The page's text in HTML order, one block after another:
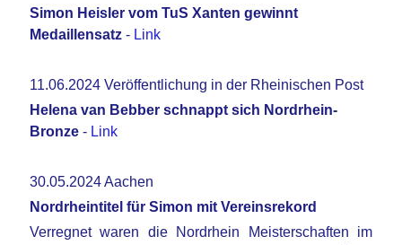
Simon Heisler vom TuS Xanten gewinnt
Medaillensatz - Link
11.06.2024 Veröffentlichung in der Rheinischen Post
Helena van Bebber schnappt sich Nordrhein-
Bronze - Link
30.05.2024 Aachen
Nordrheintitel für Simon mit Vereinsrekord
Verregnet waren die Nordrhein Meisterschaften im